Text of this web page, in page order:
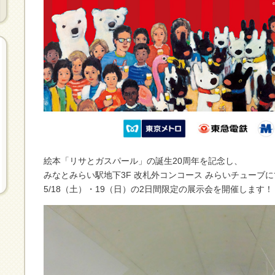
絵本「リサとガスパール」の誕生20周年を記念し、
みなとみらい駅地下3F 改札外コンコース みらいチューブ
5/18（土）・19（日）の2日間限定の展示会を開催します！